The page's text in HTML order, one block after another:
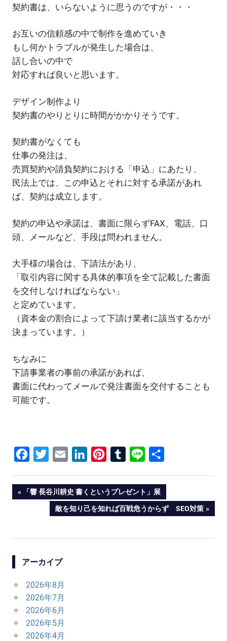
契約書は、いらないように思うのですが・・・
お互いの信頼感の中で制作を進めていき
もし何かトラブルが発生した場合は、
話し合いの中で
対応すれば良いと思います。
デザイン制作より
契約書のやりとりに時間がかかりそうです。
契約書がなくても
仕事の発注は、
売買契約や請負契約における「申込」にあたり、
民法上では、この申込とそれに対する承諾があれ
ば、契約は成立します。
契約の申込や承諾は、書面に限らずFAX、電話、口
頭、メールなど、手段は問われません。
大手様の場合は、下請法があり、
「取引内容に関する具体的事項を全て記載した書面
を交付しなければならない」
と定めています。
（資本金の割合によって下請け業者に該当するかが
決まっています。）
ちなみに
下請事業者の事前の承諾があれば、
書面に代わってメールで発注書面を交付することも
可能です。
Facebook
Twitter Email LinkedInPinterestTumblr Line
投
ゲ
ー
シ
ョ
PREVIOUS
「響 長谷川耕史 書くというプレゼント」展
NEXT
敵を知り己を知れば百戦危うからず SEO対策
アーカイブ
2026年8月
2026年7月
2026年6月
2026年5月
2026年4月